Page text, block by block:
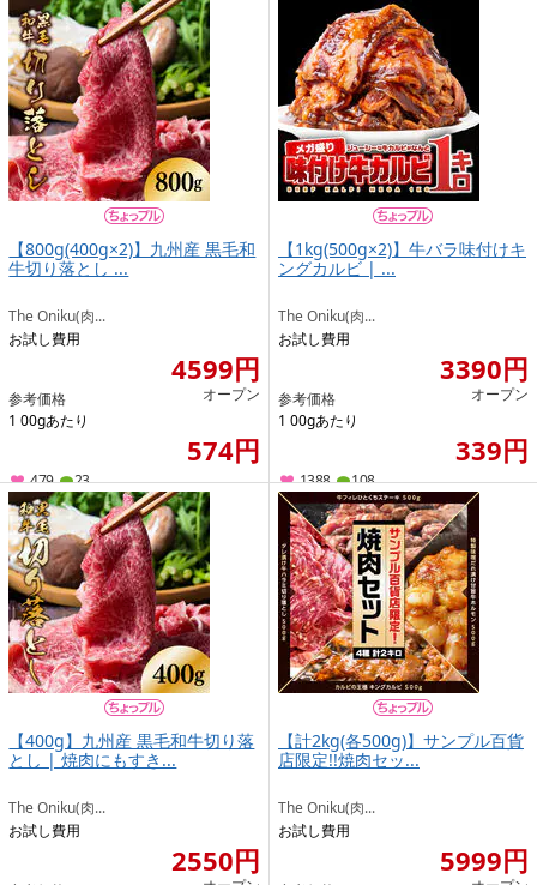
【800g(400g×2)】九州産 黒毛和
牛切り落とし ...
The Oniku(肉...
お試し費用
4599円
参考価格
オープン
1 00gあたり
574円
479 23
【1kg(500g×2)】牛バラ味付けキ
ングカルビ | ...
The Oniku(肉...
お試し費用
3390円
参考価格
オープン
1 00gあたり
339円
1388 108
【400g】九州産 黒毛和牛切り落
とし | 焼肉にもすき...
The Oniku(肉...
お試し費用
2550円
【計2kg(各500g)】サンプル百貨
店限定!!焼肉セッ...
The Oniku(肉...
お試し費用
5999円